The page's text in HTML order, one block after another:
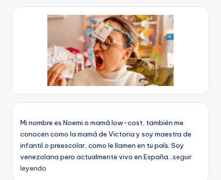
Mi nombre es Noemi o mamá low-cost, también me
conocen como la mamá de Victoria y soy maestra de
infantil o preescolar, como le llamen en tu país. Soy
venezolana pero actualmente vivo en España...seguir
leyendo